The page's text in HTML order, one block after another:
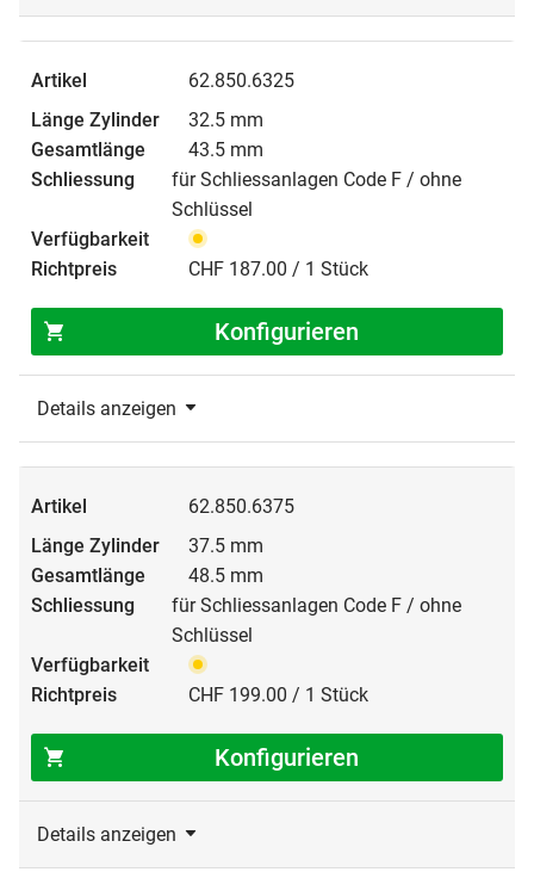
62.850.6325
32.5 mm
43.5 mm
für Schliessanlagen Code F / ohne
Schlüssel
CHF 187.00 / 1 Stück
Konfigurieren
Details anzeigen
62.850.6375
37.5 mm
48.5 mm
für Schliessanlagen Code F / ohne
Schlüssel
CHF 199.00 / 1 Stück
Konfigurieren
Details anzeigen